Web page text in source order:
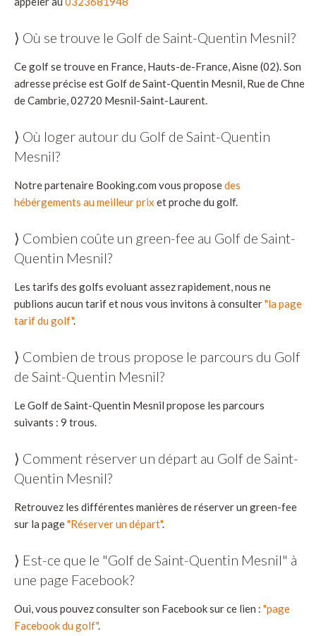
⟩ Où se trouve le Golf de Saint-Quentin Mesnil?
Ce golf se trouve en France, Hauts-de-France, Aisne (02). Son
adresse précise est Golf de Saint-Quentin Mesnil, Rue de Chne
de Cambrie, 02720 Mesnil-Saint-Laurent.
⟩ Où loger autour du Golf de Saint-Quentin
Mesnil?
Notre partenaire Booking.com vous proposedes
hébérgements au meilleur prix et proche du golf.
⟩ Combien coûte un green-fee au Golf de Saint-
Quentin Mesnil?
Les tarifs des golfs evoluant assez rapidement, nous ne
publions aucun tarif et nous vous invitons à consulter"la page
tarif du golf".
⟩ Combien de trous propose le parcours du Golf
de Saint-Quentin Mesnil?
Le Golf de Saint-Quentin Mesnil propose les parcours
suivants : 9 trous.
⟩ Comment réserver un départ au Golf de Saint-
Quentin Mesnil?
Retrouvez les différentes manières de réserver un green-fee
sur la page"Réserver un départ".
⟩ Est-ce que le "Golf de Saint-Quentin Mesnil" à
une page Facebook?
Oui, vous pouvez consulter son Facebook sur ce lien : "page
Facebook du golf".